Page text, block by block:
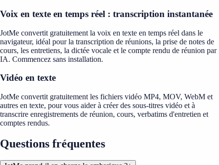
Voix en texte en temps réel : transcription instantanée
JotMe convertit gratuitement la voix en texte en temps réel dans le
navigateur, idéal pour la transcription de réunions, la prise de notes de
cours, les entretiens, la dictée vocale et le compte rendu de réunion par
IA. Commencez sans installation.
Vidéo en texte
JotMe convertit gratuitement les fichiers vidéo MP4, MOV, WebM et
autres en texte, pour vous aider à créer des sous-titres vidéo et à
transcrire enregistrements de réunion, cours, verbatims d'entretien et
comptes rendus.
Questions fréquentes